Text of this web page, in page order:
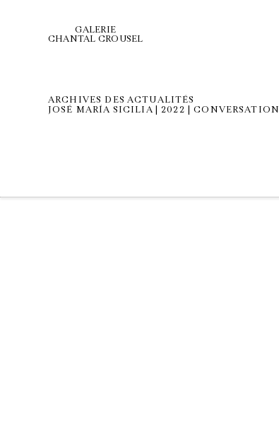
GALERIE
CHANTAL CROUSEL
ARCHIVES DES ACTUALITÉS
JOSÉ MARÍA SICILIA | 2022 | CONVERSATION